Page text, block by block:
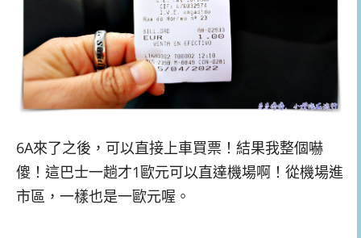
6A來了之後，可以直接上車買票！結果我整個嚇
傻！這巴士一趟才1歐元可以直達機場啊！從機場進
市區，一樣也是一歐元喔。